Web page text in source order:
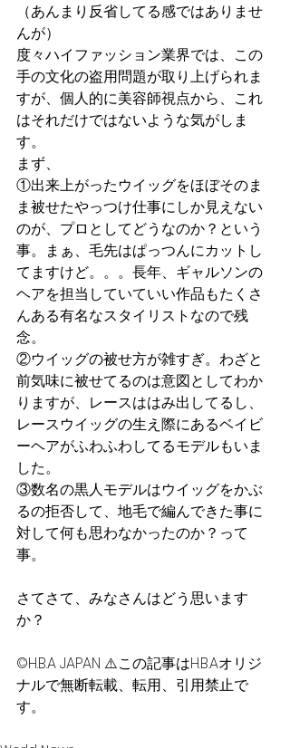
（あんまり反省してる感ではありませ
んが）
度々ハイファッション業界では、この
手の文化の盗用問題が取り上げられま
すが、個人的に美容師視点から、これ
はそれだけではないような気がしま
す。
まず、
①出来上がったウイッグをほぼそのま
ま被せたやっつけ仕事にしか見えない
のが、プロとしてどうなのか？という
事。まぁ、毛先はぱっつんにカットし
てますけど。。。長年、ギャルソンの
ヘアを担当していていい作品もたくさ
んある有名なスタイリストなので残
念。
②ウイッグの被せ方が雑すぎ。わざと
前気味に被せてるのは意図としてわか
りますが、レースははみ出してるし、
レースウイッグの生え際にあるベイビ
ーヘアがふわふわしてるモデルもいま
した。
③数名の黒人モデルはウイッグをかぶ
るの拒否して、地毛で編んできた事に
対して何も思わなかったのか？って
事。
さてさて、みなさんはどう思います
か？
©️H.B.A JAPAN ⚠️この記事はH.B.Aオリジ
ナルで無断転載、転用、引用禁止で
す。